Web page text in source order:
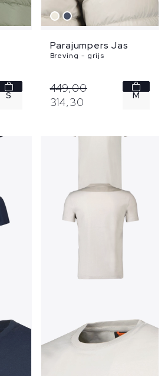
S
Parajumpers Jas
Breving - grijs
449,00
314,30 M